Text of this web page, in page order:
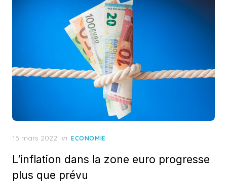
Posted
15 mars 2022 in ECONOMIE
L’inflation dans la zone euro progresse
plus que prévu